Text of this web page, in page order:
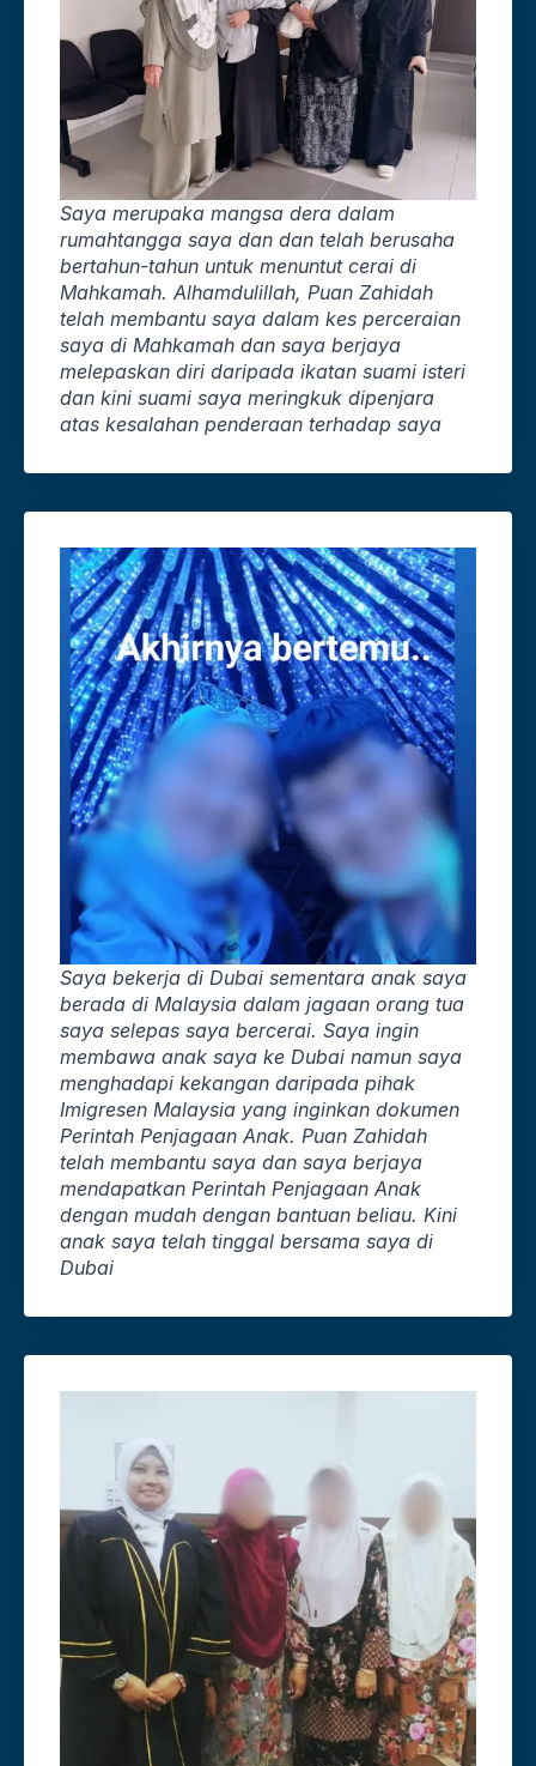
Saya merupaka mangsa dera dalam
rumahtangga saya dan dan telah berusaha
bertahun-tahun untuk menuntut cerai di
Mahkamah. Alhamdulillah, Puan Zahidah
telah membantu saya dalam kes perceraian
saya di Mahkamah dan saya berjaya
melepaskan diri daripada ikatan suami isteri
dan kini suami saya meringkuk dipenjara
atas kesalahan penderaan terhadap saya
Saya bekerja di Dubai sementara anak saya
berada di Malaysia dalam jagaan orang tua
saya selepas saya bercerai. Saya ingin
membawa anak saya ke Dubai namun saya
menghadapi kekangan daripada pihak
Imigresen Malaysia yang inginkan dokumen
Perintah Penjagaan Anak. Puan Zahidah
telah membantu saya dan saya berjaya
mendapatkan Perintah Penjagaan Anak
dengan mudah dengan bantuan beliau. Kini
anak saya telah tinggal bersama saya di
Dubai